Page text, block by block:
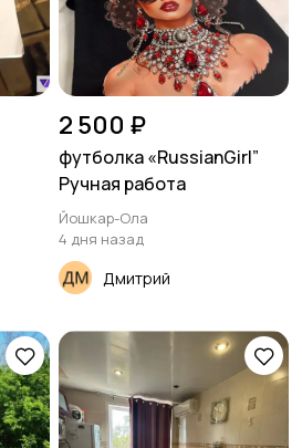
2 500 ₽
футболка «RussianGirl”
Ручная работа
Йошкар-Ола
4 дня назад
Дмитрий